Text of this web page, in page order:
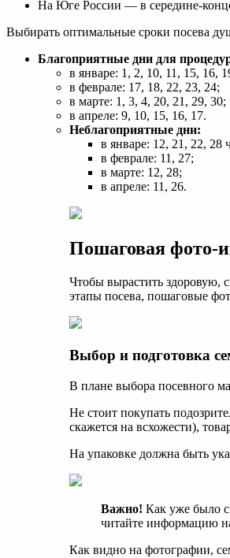
На Юге России — в середине-
Выбирать оптимальные сроки посева
Благоприятные дни для
в январе: 1, 2, 10, 11, 15, 16,
в феврале: 17, 18, 22, 23, 24;
в марте: 1, 3, 4, 20, 21, 29, 30;
в апреле: 9, 10, 15, 16, 17.
Неблагоприятные дни:
в январе: 12, 21, 22, 28
в феврале: 11, 27;
в марте: 12, 28;
в апреле: 11, 26.
Пошаговая фото-
Чтобы вырастить здоровую,
этапы посева, пошаговые
Выбор и подготовка
В плане выбора посевного
Не стоит покупать
скажется на всхожести),
На упаковке должна быть
Важно! Как уже было
читайте информацию
Как видно на фотографии,